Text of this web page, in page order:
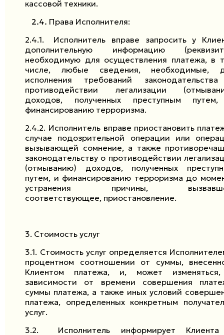
кассовой техники.
2.4. Права Исполнителя:
2.4.1.
Исполнитель вправе запросить у
дополнительную информацию
необходимую для осуществления платежа, в
числе, любые сведения, необходимые,
исполнения требований
противодействии легализации
доходов, полученных преступным
финансированию терроризма.
2.4.2. Исполнитель вправе приостановить
случае подозрительной операции или
вызывающей сомнение, а также
законодательству о противодействии
(отмыванию) доходов, полученных
путем, и финансированию терроризма до
устранения причины,
соответствующее, приостановление.
3. Стоимость услуг
3.1. Стоимость услуг определяется
процентном соотношении от суммы,
Клиентом платежа, и, может
зависимости от времени совершения
суммы платежа, а также иных условий
платежа, определенных конкретным
услуг.
3.2.
Исполнитель информирует